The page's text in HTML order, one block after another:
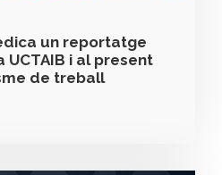
un reportatge
UCTAIB i al present
de treball